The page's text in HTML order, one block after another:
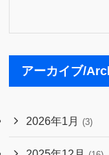
アーカイブ/
2026年1月 (3)